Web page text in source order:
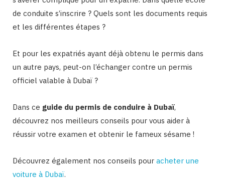
de conduite s’inscrire ? Quels sont les documents requis
et les différentes étapes ?
Et pour les expatriés ayant déjà obtenu le permis dans
un autre pays, peut-on l’échanger contre un permis
officiel valable à Dubaï ?
Dans ce guide du permis de conduire à Dubaï,
découvrez nos meilleurs conseils pour vous aider à
réussir votre examen et obtenir le fameux sésame !
Découvrez également nos conseils pour acheter une
voiture à Dubaï.